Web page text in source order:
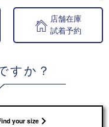
店舗在庫
試着予約
すか？
your size